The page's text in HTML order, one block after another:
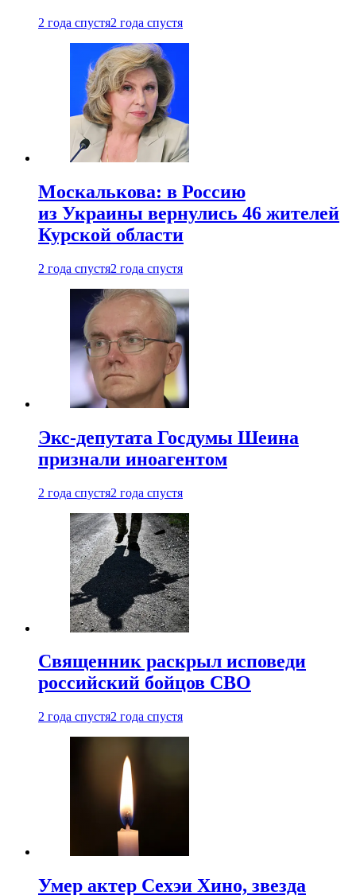
2 года спустя2 года спустя
Москалькова: в Россию
из Украины вернулись 46 жителей
Курской области
2 года спустя2 года спустя
Экс-депутата Госдумы Шеина
признали иноагентом
2 года спустя2 года спустя
Священник раскрыл исповеди
российский бойцов СВО
2 года спустя2 года спустя
Умер актер Сехэи Хино, звезда